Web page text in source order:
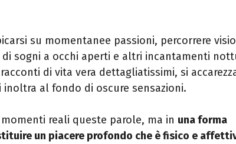
su momentanee passioni, percorrere
sogni a occhi aperti e altri incantamenti
di vita vera dettagliatissimi, si
al fondo di oscure sensazioni.
reali queste parole, ma in una forma
un piacere profondo che è fisico e